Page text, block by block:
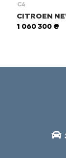
C4
CITROEN
1 060 300 ₴